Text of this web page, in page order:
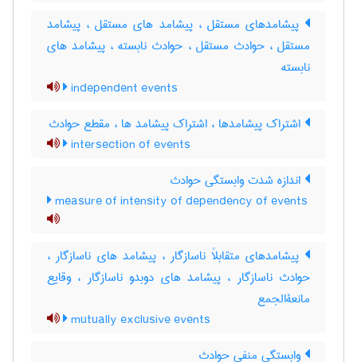
پیشامدهای مستقل ، پیشامد های مستقل ، پیشامد
مستقل ، حوادث مستقل ، حوادث نابسته ، پیشامد های
نابسته
independent events
اشتراک پیشامدها ، اشتراک پیشامد ها ، مقطع حوادث
intersection of events
اندازه شدت وابستگی حوادث
measure of intensity of dependency of events
پیشامدهای متقابلاً ناسازگار ، پیشامد های ناسازگار ،
حوادث ناسازگار ، پیشامد های دوبدو ناسازگار ، وقایع
مانعةالجمع
mutually exclusive events
وابستگی منفی حوادث